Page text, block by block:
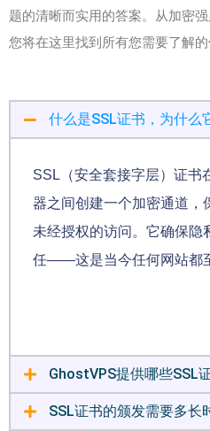
题的清晰而实用的答案。从加密
您将在这里找到所有您需要了解的
什么是SSL证书，为什么
SSL（安全套接字层）证书
器之间创建一个加密通道，
未经授权的访问。它确保隐
任——这是当今任何网站都
GhostVPS提供哪些SSL
SSL证书的颁发需要多长